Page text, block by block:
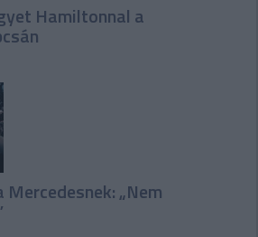
Hamiltonnal a
„Nem